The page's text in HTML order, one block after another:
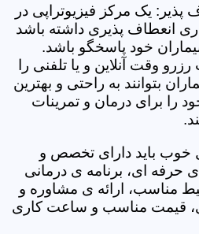
یک مرکز فیزیوتراپی در
انعطاف پذیری داشته باشد
بیماران خود پاسخگو باشد.
رزرو وقت آنلاین و یا تلفنی را
بتوانند به راحتی و بهترین
برای درمان و تمرینات
خوب باید دارای تخصص و
حرفه ای، برنامه ی درمانی
ارائه ی مشاوره و
قیمت مناسب و ساعت کاری